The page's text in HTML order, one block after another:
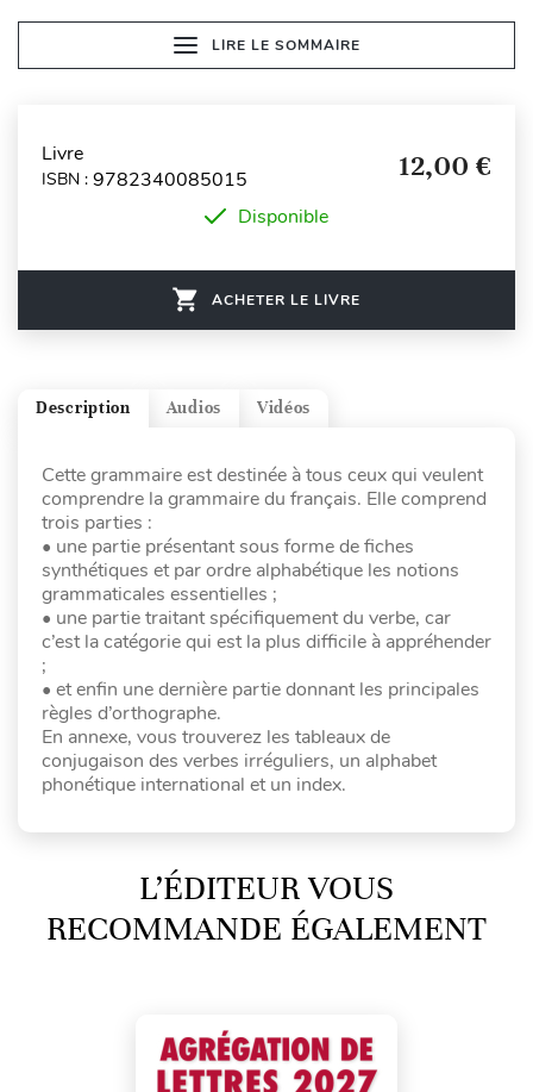
LIRE LE SOMMAIRE
Livre
ISBN : 9782340085015 12,00 €
Disponible
ACHETER LE LIVRE
Vidéos
Audios
Description
Cette grammaire est destinée à tous ceux qui veulent
comprendre la grammaire du français. Elle comprend
trois parties :
• une partie présentant sous forme de fiches
synthétiques et par ordre alphabétique les notions
grammaticales essentielles ;
• une partie traitant spécifiquement du verbe, car
c’est la catégorie qui est la plus difficile à appréhender
;
• et enfin une dernière partie donnant les principales
règles d’orthographe.
En annexe, vous trouverez les tableaux de
conjugaison des verbes irréguliers, un alphabet
phonétique international et un index.
L’ÉDITEUR VOUS
RECOMMANDE ÉGALEMENT